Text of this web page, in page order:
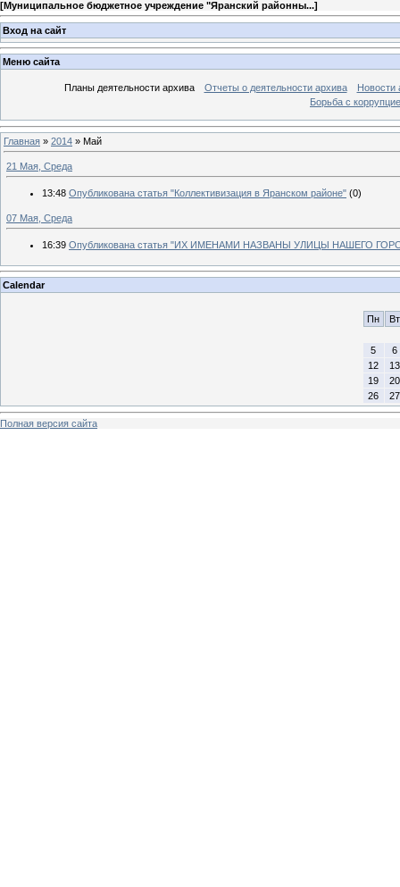
[Муниципальное бюджетное учреждение "Яранский районны...]
Вход на сайт
Меню сайта
Планы деятельности архива Отчеты о деятельности архива
Новости
Борьба с
Главная » 2014 » Май
21 Мая, Среда
13:48 Опубликована статья "Коллективизация в Яранском районе" (0)
07 Мая, Среда
16:39 Опубликована статья "ИХ ИМЕНАМИ НАЗВАНЫ УЛИЦЫ НАШЕГО
Calendar
Пн Вт
5
6
12
13
19
20
26
27
Полная версия сайта